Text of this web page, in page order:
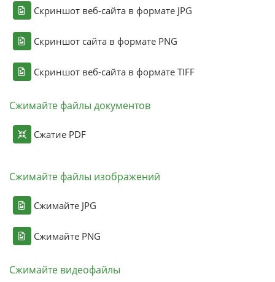
Скриншот веб-сайта в формате JPG
Скриншот сайта в формате PNG
Скриншот веб-сайта в формате TIFF
Сжимайте файлы документов
Сжатие PDF
Сжимайте файлы изображений
Сжимайте JPG
Сжимайте PNG
Сжимайте видеофайлы